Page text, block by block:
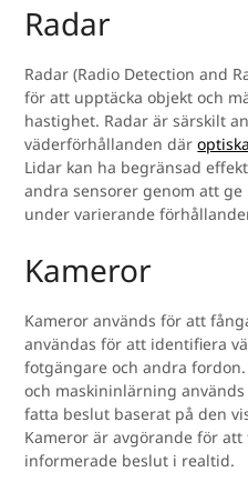
Radar
Radar (Radio Detection and
för att upptäcka objekt och
hastighet. Radar är särskilt
väderförhållanden där
Lidar kan ha begränsad
andra sensorer genom att
under varierande
Kameror
Kameror används för att
användas för att identifiera
fotgängare och andra
och maskininlärning
fatta beslut baserat på den
Kameror är avgörande för
informerade beslut i realtid.